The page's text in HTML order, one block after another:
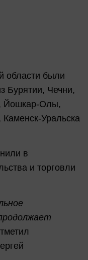
области были
Бурятии, Чечни,
Йошкар-Олы,
Уральска
в
и торговли